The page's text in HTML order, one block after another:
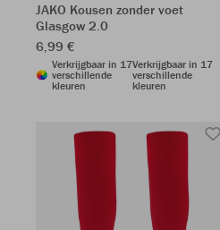
JAKO Kousen zonder voet
Glasgow 2.0
6,99 €
Verkrijgbaar in 17
verschillende
kleuren
Verkrijgbaar in 17
verschillende
kleuren